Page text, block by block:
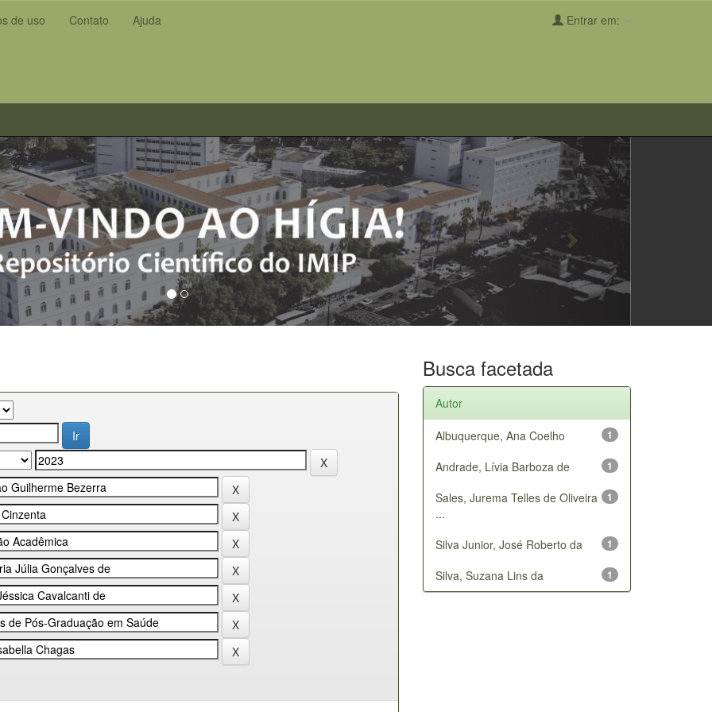
de uso Contato Ajuda Entrar em:
Next
Busca facetada
Autor
1
Albuquerque, Ana Coelho
1
Andrade, Lívia Barboza de
1
Sales, Jurema Telles de Oliveira
...
1
Silva Junior, José Roberto da
1
Silva, Suzana Lins da